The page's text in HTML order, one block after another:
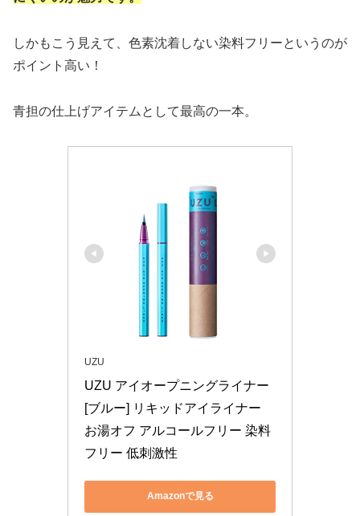
しかもこう見えて、色素沈着しない染料フリーというのが
ポイント高い！
青担の仕上げアイテムとして最高の一本。
UZU
UZU アイオープニングライナー
[ブルー] リキッドアイライナー
お湯オフ アルコールフリー 染料
フリー 低刺激性
Amazonで見る